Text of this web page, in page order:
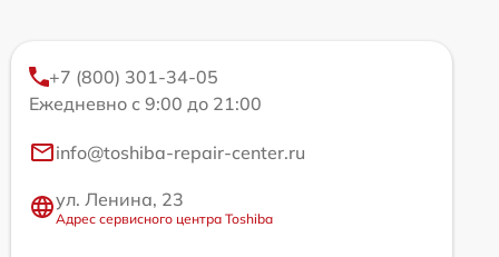
+7 (800) 301-34-05
Ежедневно с 9:00 до 21:00
info@toshiba-repair-center.ru
ул. Ленина, 23
Адрес сервисного центра Toshiba